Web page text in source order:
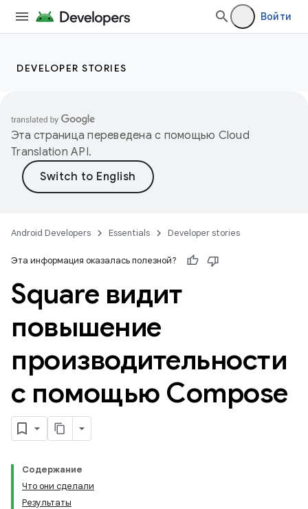
Войти
DEVELOPER STORIES
Эта страница переведена с помощью Cloud
Translation API.
Android Developers Essentials Developer stories
Эта информация оказалась полезной?
Square видит
повышение
производительности
с помощью Compose
Содержание
Что они сделали
Результаты